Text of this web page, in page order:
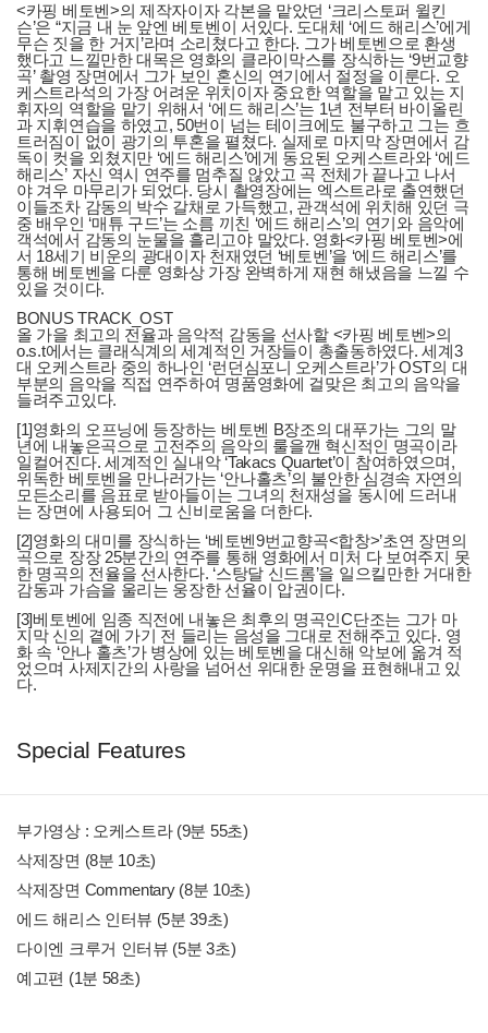
<카핑 베토벤>의 제작자이자 각본을 맡았던 ‘크리스토퍼 윌킨
슨’은 “지금 내 눈 앞엔 베토벤이 서있다. 도대체 ‘에드 해리스’에게
무슨 짓을 한 거지’라며 소리쳤다고 한다. 그가 베토벤으로 환생
했다고 느낄만한 대목은 영화의 클라이막스를 장식하는 ‘9번교향
곡’ 촬영 장면에서 그가 보인 혼신의 연기에서 절정을 이룬다. 오
케스트라석의 가장 어려운 위치이자 중요한 역할을 맡고 있는 지
휘자의 역할을 맡기 위해서 ‘에드 해리스’는 1년 전부터 바이올린
과 지휘연습을 하였고, 50번이 넘는 테이크에도 불구하고 그는 흐
트러짐이 없이 광기의 투혼을 펼쳤다. 실제로 마지막 장면에서 감
독이 컷을 외쳤지만 ‘에드 해리스’에게 동요된 오케스트라와 ‘에드
해리스’ 자신 역시 연주를 멈추질 않았고 곡 전체가 끝나고 나서
야 겨우 마무리가 되었다. 당시 촬영장에는 엑스트라로 출연했던
이들조차 감동의 박수 갈채로 가득했고, 관객석에 위치해 있던 극
중 배우인 ‘매튜 구드’는 소름 끼친 ‘에드 해리스’의 연기와 음악에
객석에서 감동의 눈물을 흘리고야 말았다. 영화<카핑 베토벤>에
서 18세기 비운의 광대이자 천재였던 ‘베토벤’을 ‘에드 해리스’를
통해 베토벤을 다룬 영화상 가장 완벽하게 재현 해냈음을 느낄 수
있을 것이다.
BONUS TRACK_OST
올 가을 최고의 전율과 음악적 감동을 선사할 <카핑 베토벤>의
o.s.t에서는 클래식계의 세계적인 거장들이 총출동하였다. 세계3
대 오케스트라 중의 하나인 ‘런던심포니 오케스트라’가 OST의 대
부분의 음악을 직접 연주하여 명품영화에 걸맞은 최고의 음악을
들려주고있다.
[1]영화의 오프닝에 등장하는 베토벤 B장조의 대푸가는 그의 말
년에 내놓은곡으로 고전주의 음악의 룰을깬 혁신적인 명곡이라
일컬어진다. 세계적인 실내악 ‘Takacs Quartet’이 참여하였으며,
위독한 베토벤을 만나러가는 ‘안나홀츠’의 불안한 심경속 자연의
모든소리를 음표로 받아들이는 그녀의 천재성을 동시에 드러내
는 장면에 사용되어 그 신비로움을 더한다.
[2]영화의 대미를 장식하는 ‘베토벤9번교향곡<합창>’초연 장면의
곡으로 장장 25분간의 연주를 통해 영화에서 미처 다 보여주지 못
한 명곡의 전율을 선사한다. ‘스탕달 신드롬’을 일으킬만한 거대한
감동과 가슴을 울리는 웅장한 선율이 압권이다.
[3]베토벤에 임종 직전에 내놓은 최후의 명곡인C단조는 그가 마
지막 신의 곁에 가기 전 들리는 음성을 그대로 전해주고 있다. 영
화 속 ‘안나 홀츠’가 병상에 있는 베토벤을 대신해 악보에 옮겨 적
었으며 사제지간의 사랑을 넘어선 위대한 운명을 표현해내고 있
다.
Special Features
부가영상 : 오케스트라 (9분 55초)
삭제장면 (8분 10초)
삭제장면 Commentary (8분 10초)
에드 해리스 인터뷰 (5분 39초)
다이엔 크루거 인터뷰 (5분 3초)
예고편 (1분 58초)